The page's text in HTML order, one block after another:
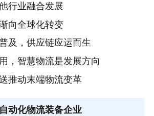
行业融合发展
向全球化转变
及，供应链应运而生
，智慧物流是发展方向
推动末端物流变革
动化物流装备企业